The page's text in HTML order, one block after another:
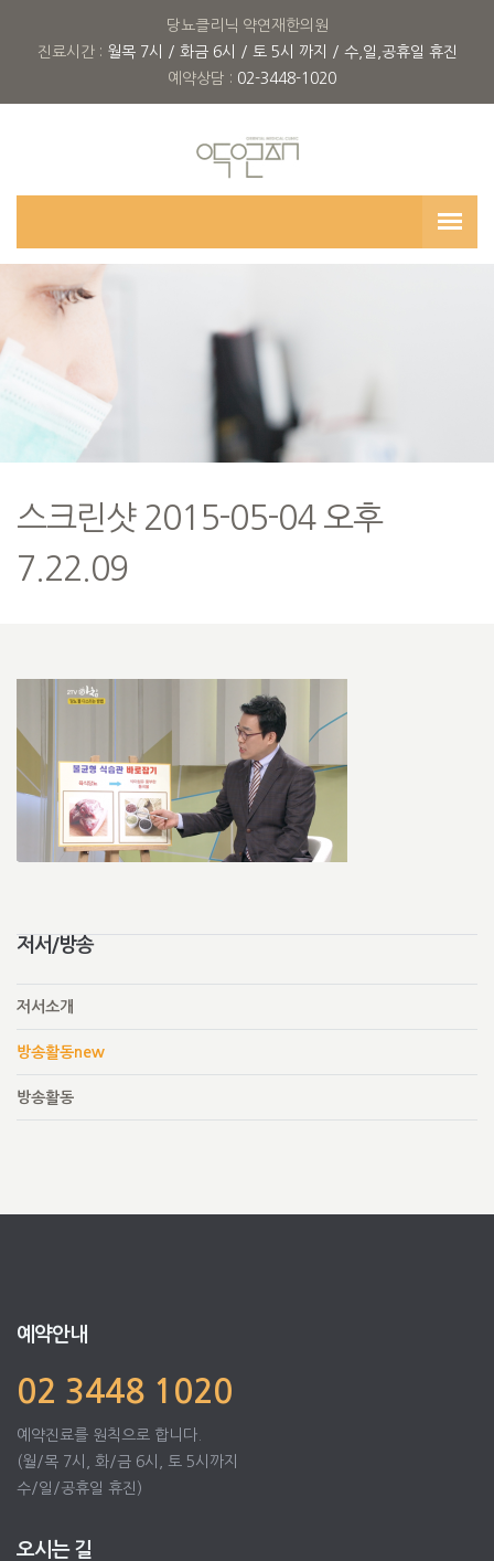
당뇨클리닉 약연재한의원
진료시간 : 월목 7시 / 화금 6시 / 토 5시 까지 / 수,일,공휴일 휴진
예약상담 : 02-3448-1020
스크린샷 2015-05-04 오후
7.22.09
저서/방송
저서소개
방송활동new
방송활동
예약안내
02 3448 1020
예약진료를 원칙으로 합니다.
(월/목 7시, 화/금 6시, 토 5시까지
수/일/공휴일 휴진)
오시는 길